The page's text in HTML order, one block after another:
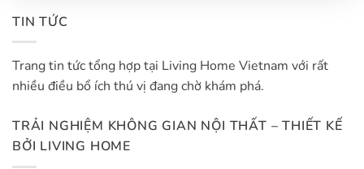
TIN TỨC
Trang tin tức tổng hợp tại Living Home Vietnam với rất
nhiều điều bổ ích thú vị đang chờ khám phá.
TRẢI NGHIỆM KHÔNG GIAN NỘI THẤT – THIẾT KẾ
BỞI LIVING HOME